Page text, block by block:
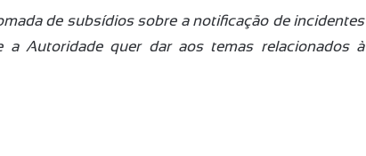
de subsídios sobre a notificação de incidentes
a Autoridade quer dar aos temas relacionados à